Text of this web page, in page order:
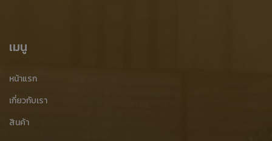
ร้านประมูลเศษเหล็กหล่อ
รับซื้อเศษเหล็กหล่ออุตสาหกรรม
เมนู
หน้าแรก
เกี่ยวกับเรา
สินค้า